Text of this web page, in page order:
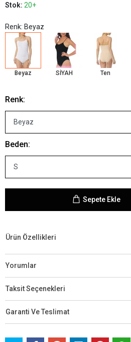
Stok: 20+
Renk: Beyaz
Beyaz SİYAH Ten
Renk:
Beden:
Sepete Ekle
Ürün Özellikleri
Yorumlar
Taksit Seçenekleri
Garanti Ve Teslimat